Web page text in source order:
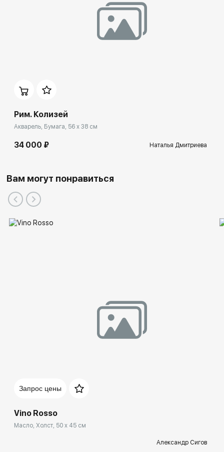
Рим. Колизей
Акварель, Бумага, 56 x 38 см
34 000 ₽ Наталья Дмитриева
Вам могут понравиться
Запрос цены
Vino Rosso
Масло, Холст, 50 x 45 см
Александр Сигов